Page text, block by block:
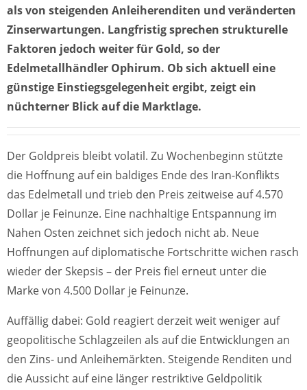
als von steigenden Anleiherenditen und veränderten
Zinserwartungen. Langfristig sprechen strukturelle
Faktoren jedoch weiter für Gold, so der
Edelmetallhändler Ophirum. Ob sich aktuell eine
günstige Einstiegsgelegenheit ergibt, zeigt ein
nüchterner Blick auf die Marktlage.
Der Goldpreis bleibt volatil. Zu Wochenbeginn stützte
die Hoffnung auf ein baldiges Ende des Iran-Konflikts
das Edelmetall und trieb den Preis zeitweise auf 4.570
Dollar je Feinunze. Eine nachhaltige Entspannung im
Nahen Osten zeichnet sich jedoch nicht ab. Neue
Hoffnungen auf diplomatische Fortschritte wichen rasch
wieder der Skepsis – der Preis fiel erneut unter die
Marke von 4.500 Dollar je Feinunze.
Auffällig dabei: Gold reagiert derzeit weit weniger auf
geopolitische Schlagzeilen als auf die Entwicklungen an
den Zins- und Anleihemärkten. Steigende Renditen und
die Aussicht auf eine länger restriktive Geldpolitik